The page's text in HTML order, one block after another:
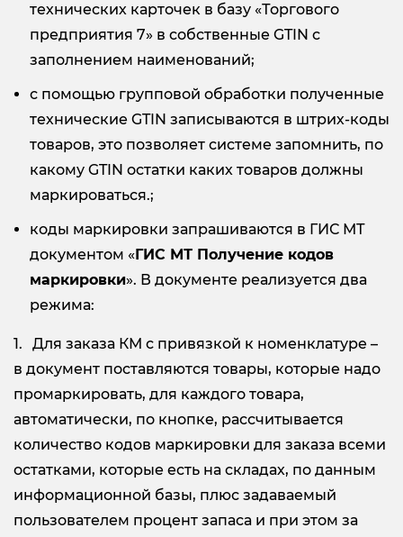
технических карточек в базу «Торгового
предприятия 7» в собственные GTIN с
заполнением наименований;
с помощью групповой обработки полученные
технические GTIN записываются в штрих-коды
товаров, это позволяет системе запомнить, по
какому GTIN остатки каких товаров должны
маркироваться.;
коды маркировки запрашиваются в ГИС МТ
документом « ГИС МТ Получение кодов
маркировки». В документе реализуется два
режима:
Для заказа КМ с привязкой к номенклатуре –
в документ поставляются товары, которые надо
промаркировать, для каждого товара,
автоматически, по кнопке, рассчитывается
количество кодов маркировки для заказа всеми
остатками, которые есть на складах, по данным
информационной базы, плюс задаваемый
пользователем процент запаса и при этом за